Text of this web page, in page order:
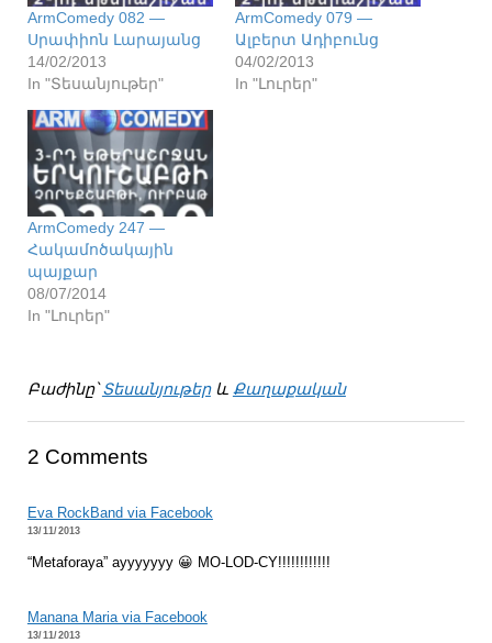
ArmComedy 082 —
Սրափիոն Լարայանց
14/02/2013
In "Տեսանյութեր"
ArmComedy 079 —
Ալբերտ Ադիբունց
04/02/2013
In "Լուրեր"
ArmComedy 247 —
Հակամոծակային
պայքար
08/07/2014
In "Լուրեր"
Բաժինը՝Տեսանյութերև Քաղաքական
2 Comments
Eva RockBand via Facebook
13/11/2013
“Metaforaya” ayyyyyyy 😀 MO-LOD-CY!!!!!!!!!!!!
Manana Maria via Facebook
13/11/2013